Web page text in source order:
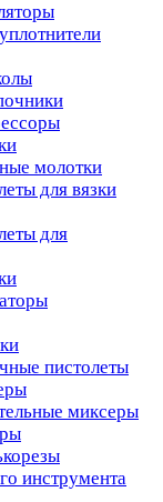
молотки
для вязки
для
пистолеты
миксеры
инструмента